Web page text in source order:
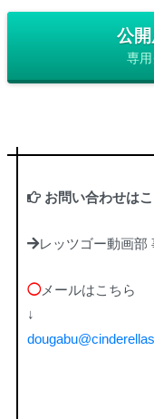
公
専用
お問い合わせは
レッツゴー動画部
◯メールはこちら
↓